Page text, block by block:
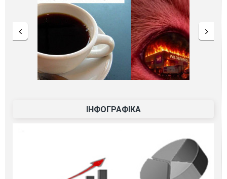
ІНФОГРАФІКА